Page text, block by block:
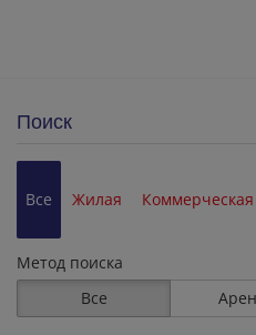
Поиск
Все Жилая Коммерческая
Метод поиска
Все